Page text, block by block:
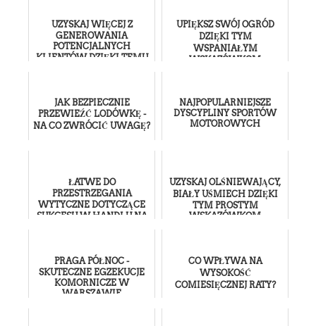
UZYSKAJ WIĘCEJ Z
GENEROWANIA
POTENCJALNYCH
KLIENTÓW DZIĘKI TEMU
UPIĘKSZ SWÓJ OGRÓD
DZIĘKI TYM
WSPANIAŁYM
WSKAZÓWKOM
JAK BEZPIECZNIE
PRZEWIEŹĆ LODÓWKĘ -
NA CO ZWRÓCIĆ UWAGĘ?
NAJPOPULARNIEJSZE
DYSCYPLINY SPORTÓW
MOTOROWYCH
ŁATWE DO
PRZESTRZEGANIA
WYTYCZNE DOTYCZĄCE
SUKCESU W HANDLU NA
UZYSKAJ OLŚNIEWAJĄCY,
BIAŁY UŚMIECH DZIĘKI
TYM PROSTYM
WSKAZÓWKOM
PRAGA PÓŁNOC -
SKUTECZNE EGZEKUCJE
KOMORNICZE W
WARSZAWIE
CO WPŁYWA NA
WYSOKOŚĆ
COMIESIĘCZNEJ RATY?